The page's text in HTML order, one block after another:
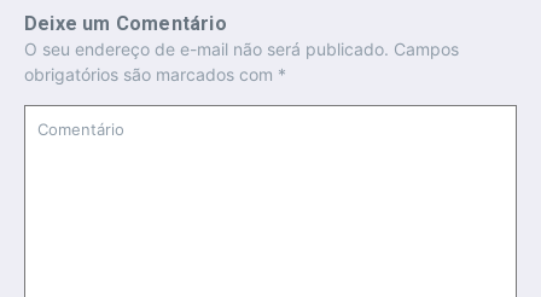
Deixe um Comentário
O seu endereço de e-mail não será publicado. Campos
obrigatórios são marcados com *